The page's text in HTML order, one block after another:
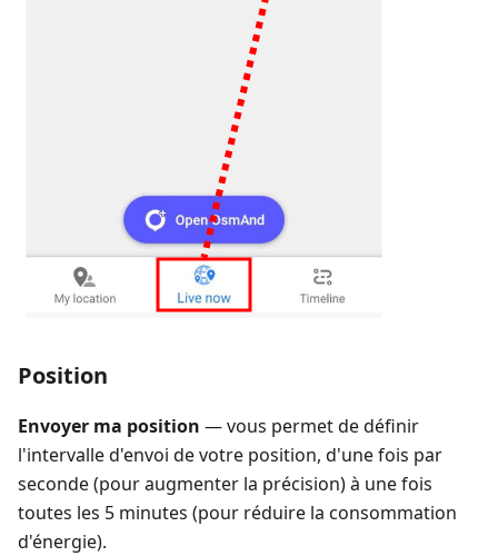
Position
Envoyer ma position — vous permet de définir
l'intervalle d'envoi de votre position, d'une fois par
seconde (pour augmenter la précision) à une fois
toutes les 5 minutes (pour réduire la consommation
d'énergie).